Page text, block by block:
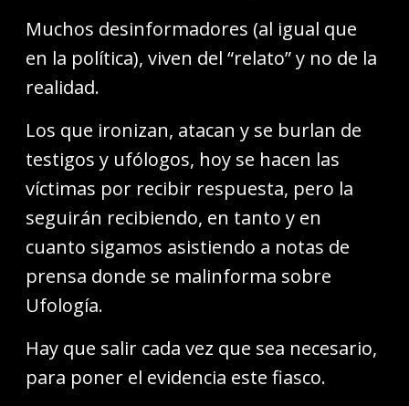
Muchos desinformadores (al igual que
en la política), viven del “relato” y no de la
realidad.
Los que ironizan, atacan y se burlan de
testigos y ufólogos, hoy se hacen las
víctimas por recibir respuesta, pero la
seguirán recibiendo, en tanto y en
cuanto sigamos asistiendo a notas de
prensa donde se malinforma sobre
Ufología.
Hay que salir cada vez que sea necesario,
para poner el evidencia este fiasco.